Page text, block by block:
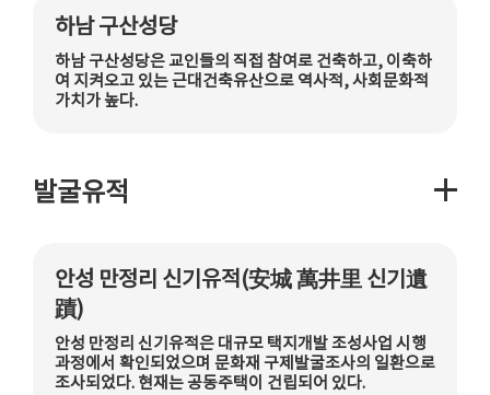
하남 구산성당
하남 구산성당은 교인들의 직접 참여로 건축하고, 이축하
여 지켜오고 있는 근대건축유산으로 역사적, 사회문화적
가치가 높다.
발굴유적
안성 만정리 신기유적(安城 萬井里 신기遺
蹟)
안성 만정리 신기유적은 대규모 택지개발 조성사업 시행
과정에서 확인되었으며 문화재 구제발굴조사의 일환으로
조사되었다. 현재는 공동주택이 건립되어 있다.